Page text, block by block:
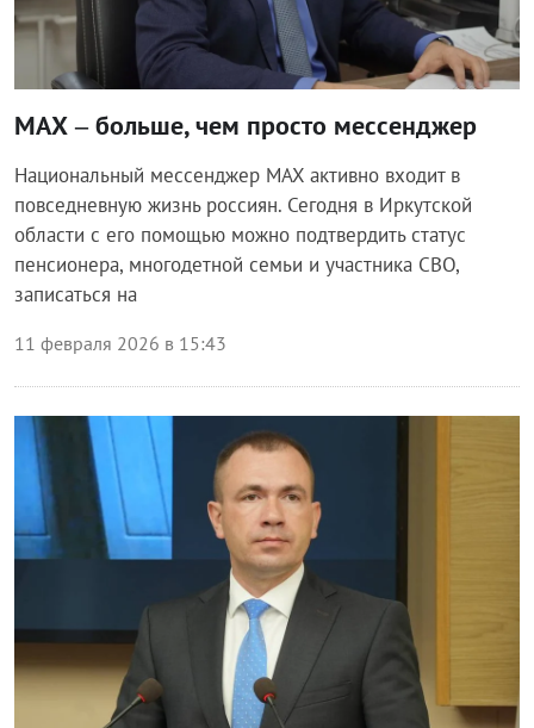
МАХ – больше, чем просто мессенджер
Национальный мессенджер MAX активно входит в
повседневную жизнь россиян. Сегодня в Иркутской
области с его помощью можно подтвердить статус
пенсионера, многодетной семьи и участника СВО,
записаться на
11 февраля 2026 в 15:43
Власть